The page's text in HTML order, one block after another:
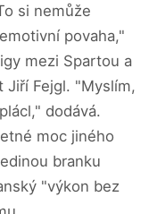
si nemůže
povaha,"
mezi Spartou a
Jiří Fejgl. "Myslím,
dodává.
moc jiného
branku
"výkon bez